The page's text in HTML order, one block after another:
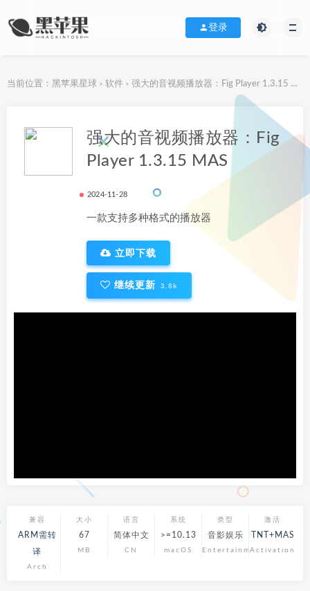
登录
当前位置： 黑苹果星球 > 软件 > 强大的音视频播放器：Fig Player 1.3.15 MAS
强大的音视频播放器：Fig
Player 1.3.15 MAS
2024-11-28
一款支持多种格式的播放器
立即下载
继续更新 3.8k
兼容
ARM需转
译
Arch
大小
67
MB
语言
简体中文
CN
系统
>=10.13
macOS
类型
音影娱乐
Entertainment
激活
TNT+MAS
Activation